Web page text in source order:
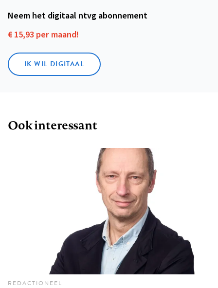
Neem het digitaal ntvg abonnement
€ 15,93 per maand!
IK WIL DIGITAAL
Ook interessant
REDACTIONEEL